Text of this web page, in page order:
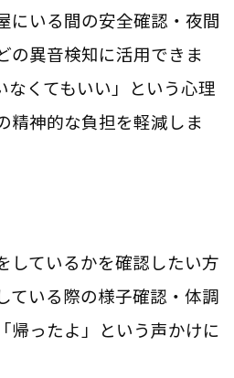
にいる間の安全確認・夜間
の異音検知に活用できま
なくてもいい」という心理
精神的な負担を軽減しま
しているかを確認したい方
ている際の様子確認・体調
帰ったよ」という声かけに